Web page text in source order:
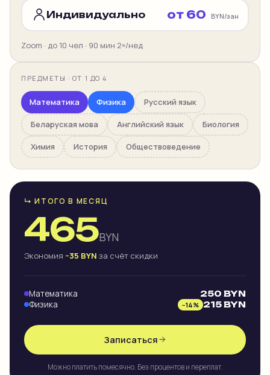
Индивидуально от 60 BYN/зан
Zoom · до 10 чел · 90 мин 2×/нед
ПРЕДМЕТЫ · ОТ 1 ДО4
Математика Физика Русский язык
Беларуская мова Английский язык Биология
Химия История Обществоведение
↳ ИТОГО В МЕСЯЦ
465BYN
Экономия −35 BYN за счёт скидки
Математика 250 BYN
Физика −14% 215BYN
Записаться
Можно платить помесячно. Без процентов и переплат.